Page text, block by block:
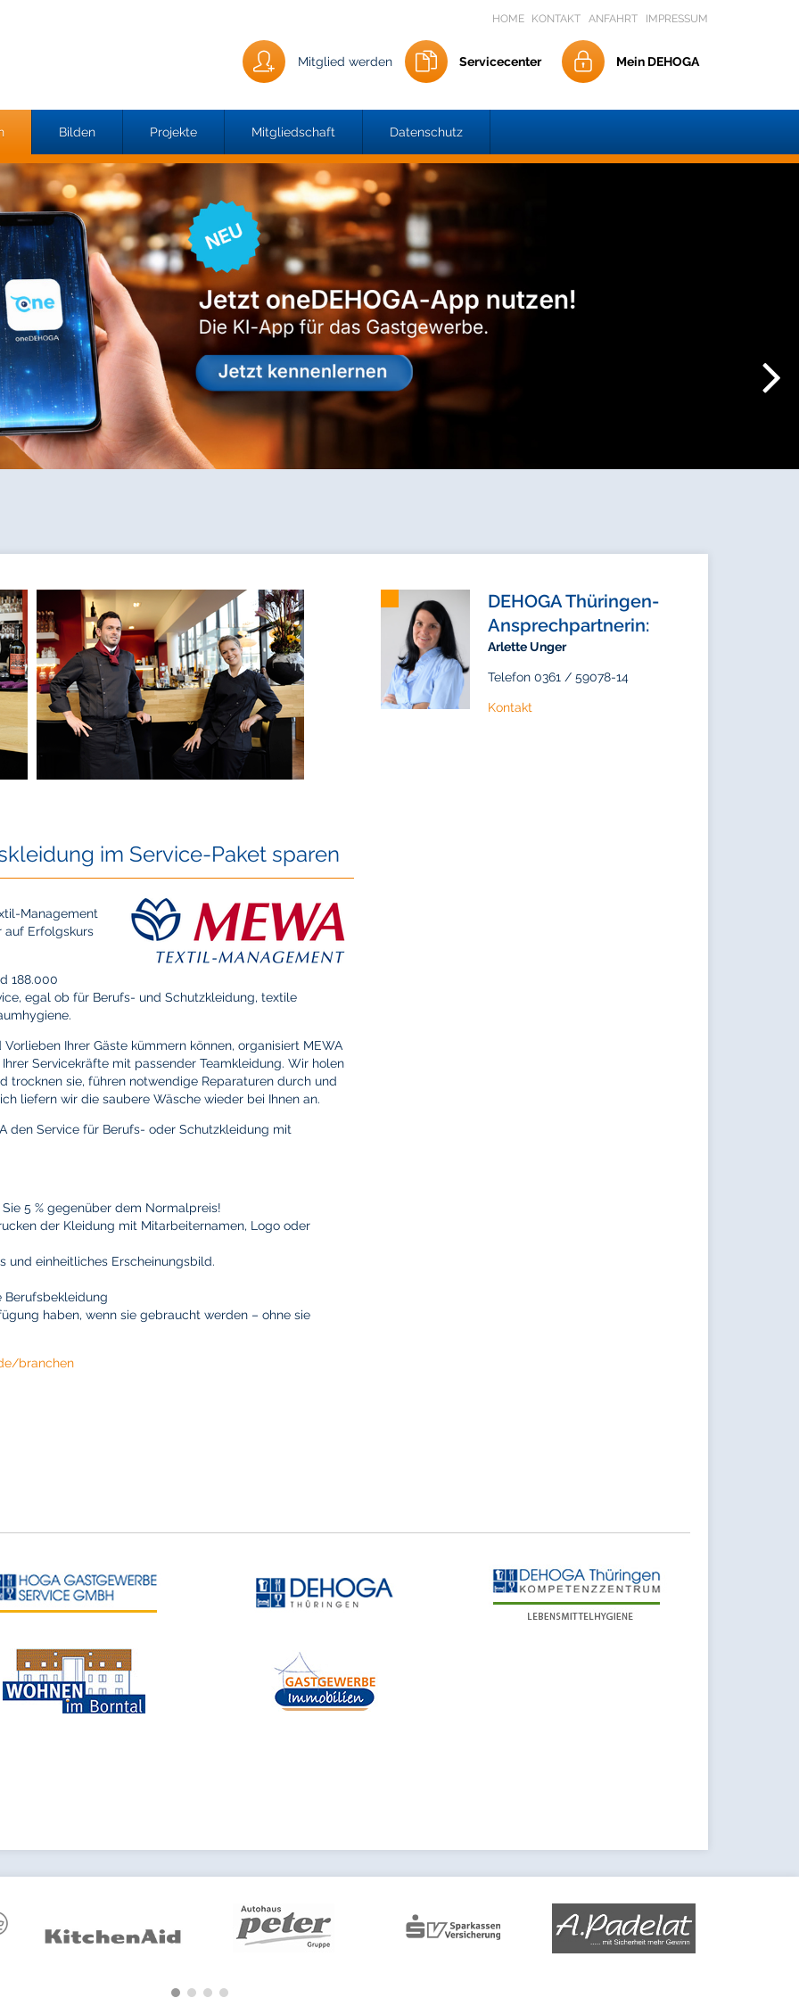
HOME KONTAKT ANFAHRT IMPRESSUM
Mitglied werden Servicecenter Mein DEHOGA
Bilden Projekte Mitgliedschaft Datenschutz
im Service-Paket sparen
Management
auf Erfolgskurs
188.000
egal ob für Berufs- und Schutzkleidung, textile
Ihrer Gäste kümmern können, organisiert MEWA
Servicekräfte mit passender Teamkleidung. Wir holen
trocknen sie, führen notwendige Reparaturen durch und
liefern wir die saubere Wäsche wieder bei Ihnen an.
den Service für Berufs- oder Schutzkleidung mit
5 % gegenüber dem Normalpreis!
der Kleidung mit Mitarbeiternamen, Logo oder
und einheitliches Erscheinungsbild.
haben, wenn sie gebraucht werden – ohne sie
branchen
DEHOGA Thüringen-
Ansprechpartnerin:
Arlette Unger
Telefon 0361 / 59078-14
Kontakt